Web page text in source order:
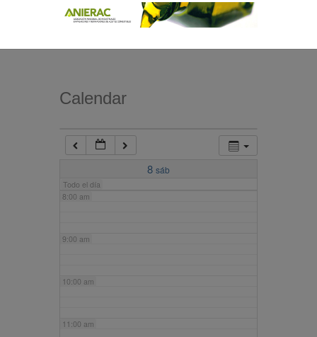
Calendar
8 sáb
Todo el día
7:00 am
8:00 am
9:00 am
10:00 am
11:00 am